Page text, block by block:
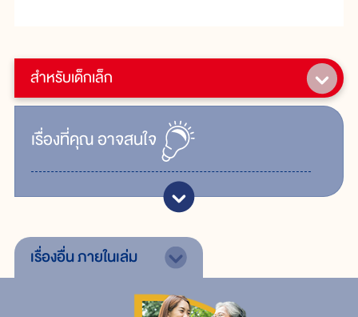
สำหรับเด็กเล็ก
เรื่ิองที่คุณอาจสนใจ
เรื่องอื่นภายในเล่ม